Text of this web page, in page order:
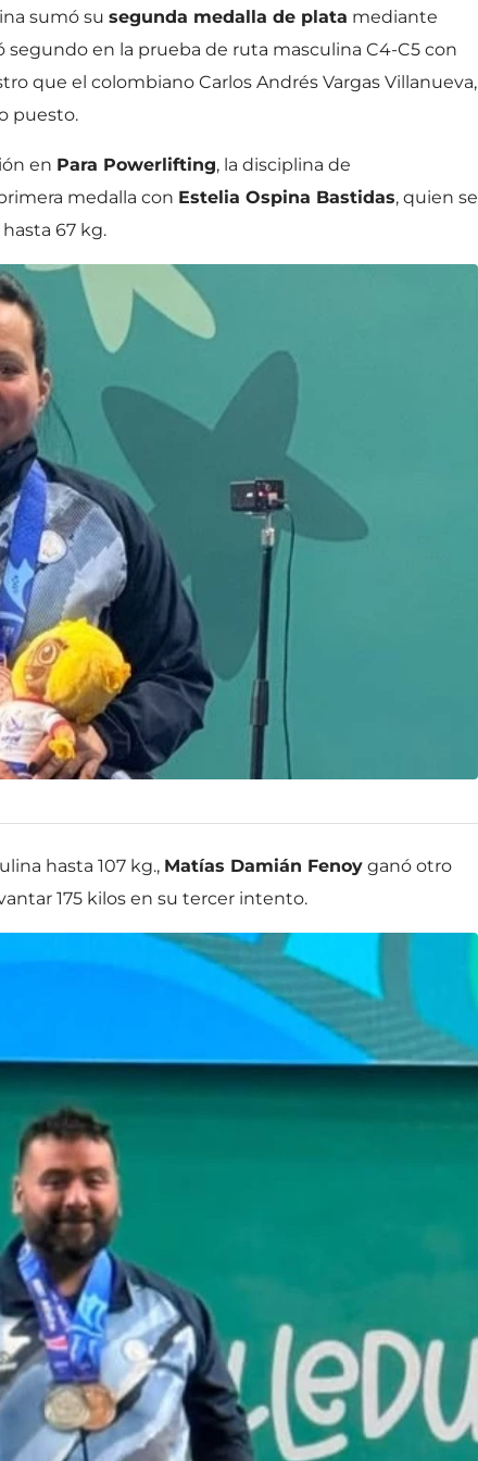
sumó su segunda medalla de plata mediante
segundo en la prueba de ruta masculina C4-C5 con
que el colombiano Carlos Andrés Vargas Villanueva,
puesto.
en Para Powerlifting, la disciplina de
medalla con Estelia Ospina Bastidas, quien se
67 kg.
hasta 107 kg., Matías Damián Fenoy ganó otro
175 kilos en su tercer intento.